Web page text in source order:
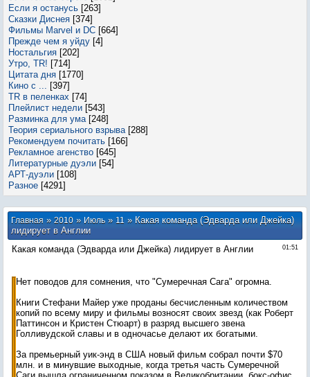
Если я останусь [263]
Сказки Диснея [374]
Фильмы Marvel и DC [664]
Прежде чем я уйду [4]
Ностальгия [202]
Утро, TR! [714]
Цитата дня [1770]
Кино с ... [397]
TR в пеленках [74]
Плейлист недели [543]
Разминка для ума [248]
Теория сериального взрыва [288]
Рекомендуем почитать [166]
Рекламное агенство [645]
Литературные дуэли [54]
АРТ-дуэли [108]
Разное [4291]
Главная»2010 » Июль » 11» Какая команда (Эдварда или Джейка)
лидирует в Англии
01:51
Какая команда (Эдварда или Джейка) лидирует в Англии
Нет поводов для сомнения, что "Сумеречная Сага" огромна.
Книги Стефани Майер уже проданы бесчисленным количеством
копий по всему миру и фильмы возносят своих звезд (как Роберт
Паттинсон и Кристен Стюарт) в разряд высшего звена
Голливудской славы и в одночасье делают их богатыми.
За премьерный уик-энд в США новый фильм собрал почти $70
млн. и в минувшие выходные, когда третья часть Сумеречной